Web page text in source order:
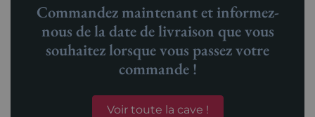
Commandez maintenant et informez-
nous de la date de livraison que vous
souhaitez lorsque vous passez votre
commande !
Voir toute la cave !